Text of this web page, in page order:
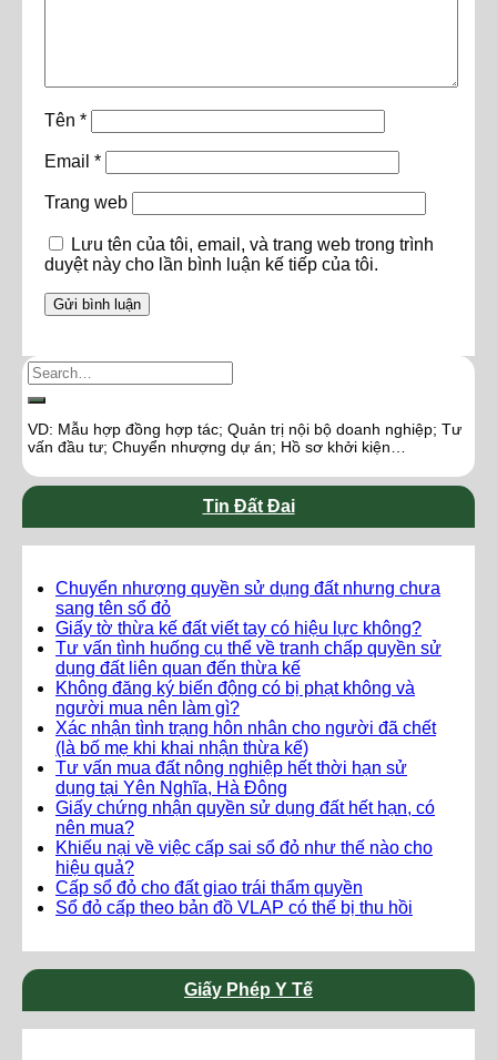
Tên *
Email *
Trang web
Lưu tên của tôi, email, và trang web trong trình
duyệt này cho lần bình luận kế tiếp của tôi.
VD: Mẫu hợp đồng hợp tác; Quản trị nội bộ doanh nghiệp; Tư
vấn đầu tư; Chuyển nhượng dự án; Hồ sơ khởi kiện…
Tin Đất Đai
Chuyển nhượng quyền sử dụng đất nhưng chưa
sang tên sổ đỏ
Giấy tờ thừa kế đất viết tay có hiệu lực không?
Tư vấn tình huống cụ thể về tranh chấp quyền sử
dụng đất liên quan đến thừa kế
Không đăng ký biến động có bị phạt không và
người mua nên làm gì?
Xác nhận tình trạng hôn nhân cho người đã chết
(là bố mẹ khi khai nhận thừa kế)
Tư vấn mua đất nông nghiệp hết thời hạn sử
dụng tại Yên Nghĩa, Hà Đông
Giấy chứng nhận quyền sử dụng đất hết hạn, có
nên mua?
Khiếu nại về việc cấp sai sổ đỏ như thế nào cho
hiệu quả?
Cấp sổ đỏ cho đất giao trái thẩm quyền
Sổ đỏ cấp theo bản đồ VLAP có thể bị thu hồi
Giấy Phép Y Tế